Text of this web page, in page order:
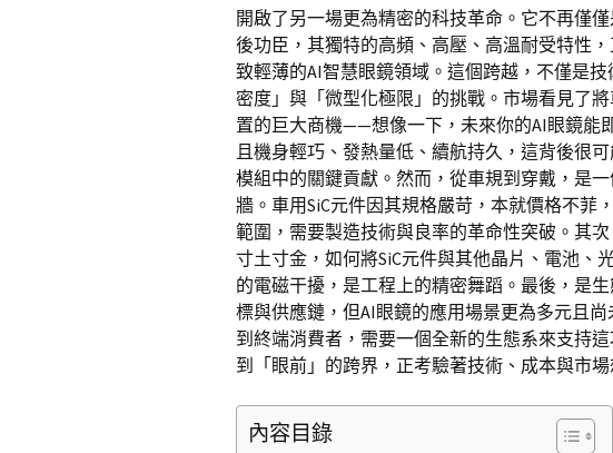
開啟了另一場更為精密的科技革命。它不再僅
後功臣，其獨特的高頻、高壓、高溫耐受特性
致輕薄的AI智慧眼鏡領域。這個跨越，不僅是
密度」與「微型化極限」的挑戰。市場看見了
置的巨大商機——想像一下，未來你的AI眼鏡能
且機身輕巧、發熱量低、續航持久，這背後很
模組中的關鍵貢獻。然而，從車規到穿戴，是
牆。車用SiC元件因其規格嚴苛，本就價格不菲
範圍，需要製造技術與良率的革命性突破。其
寸土寸金，如何將SiC元件與其他晶片、電池、
的電磁干擾，是工程上的精密舞蹈。最後，是
標與供應鏈，但AI眼鏡的應用場景更為多元且
到終端消費者，需要一個全新的生態系來支持
到「眼前」的跨界，正考驗著技術、成本與市
內容目錄